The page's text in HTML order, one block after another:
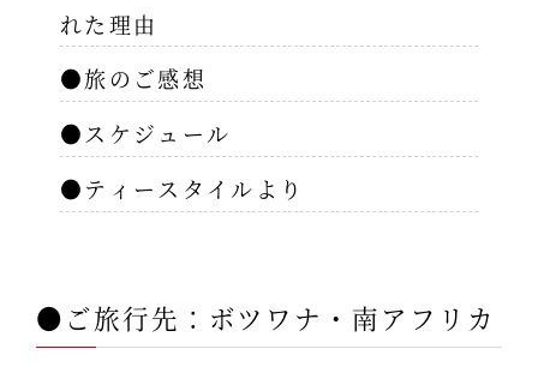
れた理由
●旅のご感想
●スケジュール
●ティースタイルより
●ご旅行先：ボツワナ・南アフリカ